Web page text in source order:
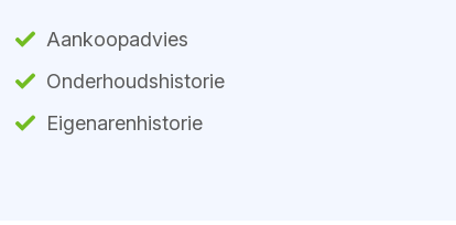
Aankoopadvies
Onderhoudshistorie
Eigenarenhistorie